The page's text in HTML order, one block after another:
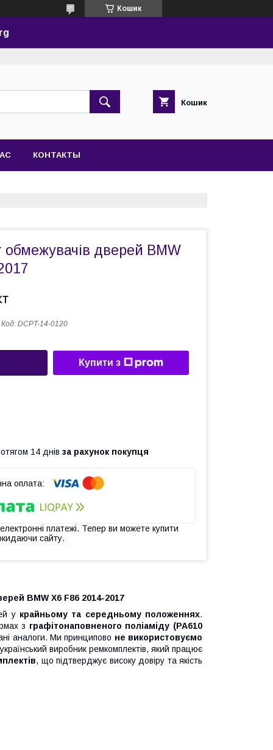
Кошик
Кошик
КОНТАКТЫ
дверей BMW
Код: DCPT-14-0120
Купити з
14 днів за рахунок покупця
платежі. Тепер ви можете купити
сайту.
BMW X6 F86 2014-2017
у крайньому та середньому положеннях.
з графітонаповненого поліаміду (PA610
аналоги. Ми принципово не використовуємо
виробник ремкомплектів, який працює
, що підтверджує високу довіру та якість